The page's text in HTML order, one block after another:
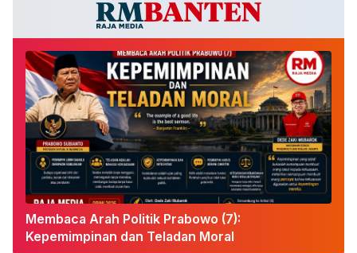
Membaca Arah Politik Prabowo (7):
Kepemimpinan dan Teladan Moral